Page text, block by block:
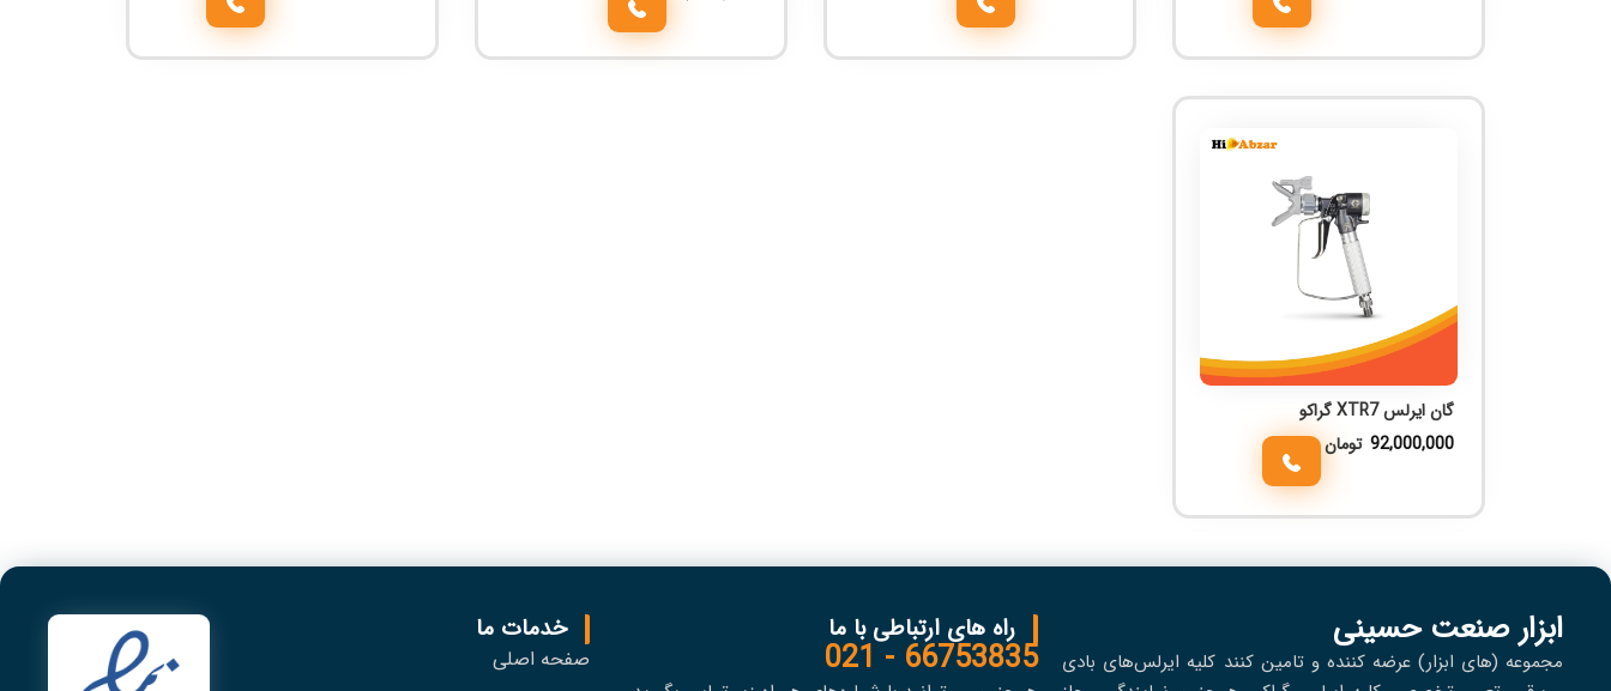
گان ایرلس XTR7 گراکو
92,000,000 تومان
ابزار صنعت حسینی
مجموعه (های ابزار) عرضه کننده و تامین کنند کلیه ایرلس‌های بادی
راه های ارتباطی با ما
66753835 - 021
خدمات ما
صفحه اصلی